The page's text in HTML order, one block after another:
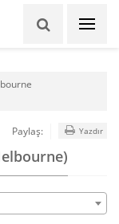
Paylaş: Yazdır